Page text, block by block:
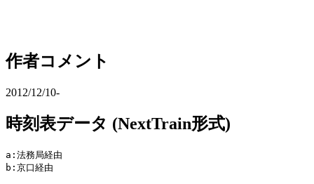
作者コメント
2012/12/10-
時刻表データ (NextTrain形式)
a:法務局経由
b:京口経由